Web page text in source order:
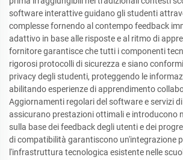
software interattive guidano gli studenti
complesse fornendo al contempo feedback
adattivo in base alle risposte e al ritmo di
fornitore garantisce che tutti i componenti
rigorosi protocolli di sicurezza e siano
privacy degli studenti, proteggendo le
abilitando esperienze di apprendimento
Aggiornamenti regolari del software e servizi
assicurano prestazioni ottimali e introducono
sulla base dei feedback degli utenti e dei
di compatibilità garantiscono un'integrazione
l'infrastruttura tecnologica esistente nelle